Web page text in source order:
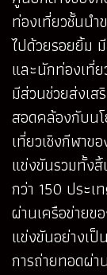
ท่องเที่ยวชั้นนำ
ไปด้วยรอยยิ้ม
และนักท่องเที่
มีส่วนช่วยส่งเส
สอดคล้องกับนโ
เที่ยวเชิงกีฬาข
แข่งขันรวมทั้งสิ้
กว่า 150 ประเ
ผ่านเครือข่าย
แข่งขันอย่างเป็
การถ่ายทอดผ่า